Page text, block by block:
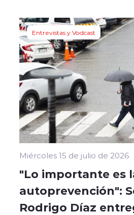
Entrevistas y Vodcast
Miércoles 15 de julio de 2026
"Lo importante es
autoprevención":
Rodrigo Díaz